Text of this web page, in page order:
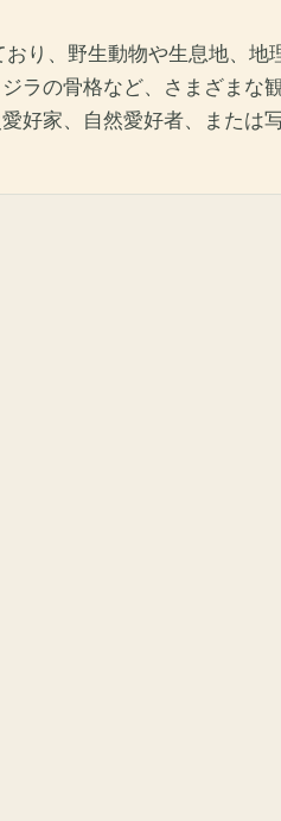
り、野生動物や生息地、
ラの骨格など、さまざま
好家、自然愛好者、または